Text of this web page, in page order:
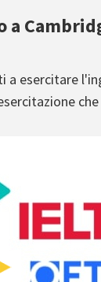
a
esercitare